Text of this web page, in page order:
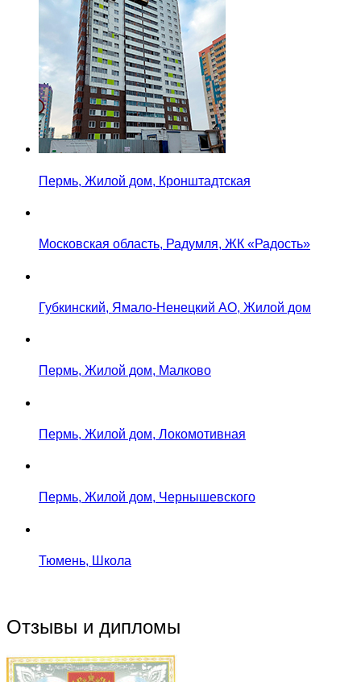
Пермь, Жилой дом, Кронштадтская
Московская область, Радумля, ЖК «Радость»
Губкинский, Ямало-Ненецкий АО, Жилой дом
Пермь, Жилой дом, Малково
Пермь, Жилой дом, Локомотивная
Пермь, Жилой дом, Чернышевского
Тюмень, Школа
Отзывы и дипломы